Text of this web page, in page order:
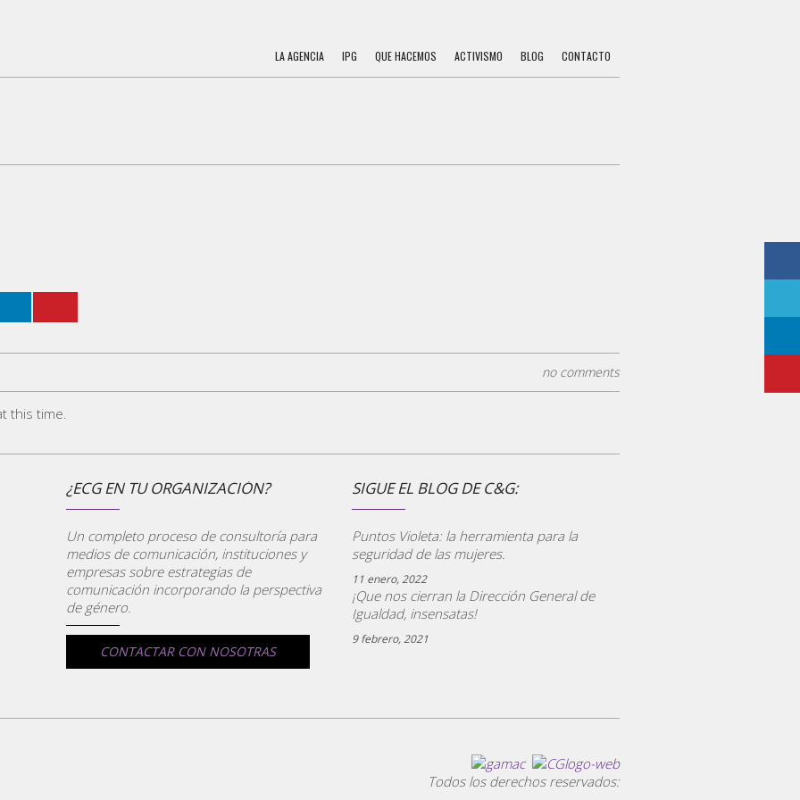
LA AGENCIA IPG QUE HACEMOS ACTIVISMO BLOG CONTACTO
no comments
this time.
¿ECG EN TU ORGANIZACIÓN?
Un completo proceso de consultoría para
medios de comunicación, instituciones y
empresas sobre estrategias de
comunicación incorporando la perspectiva
de género.
CONTACTAR CON NOSOTRAS
SIGUE EL BLOG DE C&G:
Puntos Violeta: la herramienta para la
seguridad de las mujeres.
11 enero, 2022
¡Que nos cierran la Dirección General de
Igualdad, insensatas!
9 febrero, 2021
Todos los derechos reservados: